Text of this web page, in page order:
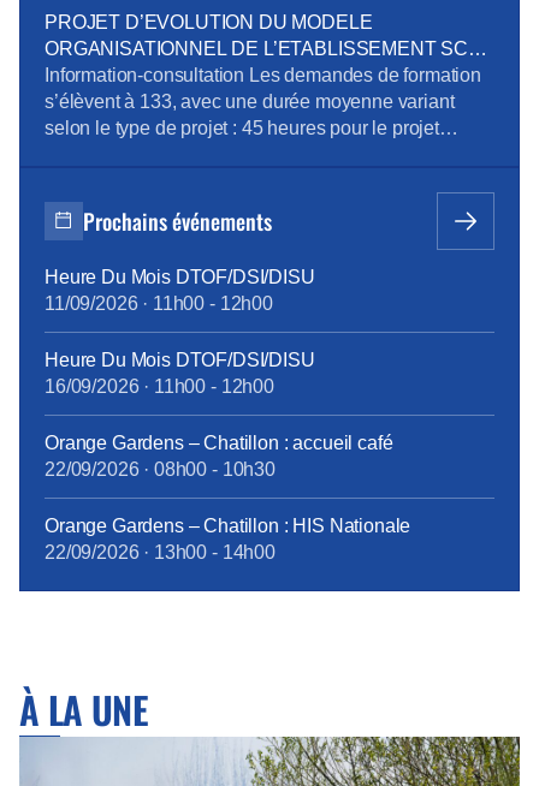
cadre du plan de sobriété énergétique Mandatement
de la CPRPPST : Politique Voyage, Remisage
Véhicule, Situation de la prévention de l’addiction au
sein du groupe Orange Pour télécharger le […]
PROJET D’EVOLUTION DU MODELE
ORGANISATIONNEL DE L’ETABLISSEMENT SCE
D’ORANGE SA
Information-consultation Les demandes de formation
s’élèvent à 133, avec une durée moyenne variant
selon le type de projet : 45 heures pour le projet
présentiel ont été organisés pour aider les volontaires
à développer leurs compétences, avec des
Prochains événements
Heure Du Mois DTOF/DSI/DISU
11/09/2026· 11h00 - 12h00
Heure Du Mois DTOF/DSI/DISU
16/09/2026· 11h00 - 12h00
Orange Gardens – Chatillon : accueil café
22/09/2026· 08h00 - 10h30
Orange Gardens – Chatillon : HIS Nationale
22/09/2026· 13h00 - 14h00
À LA UNE